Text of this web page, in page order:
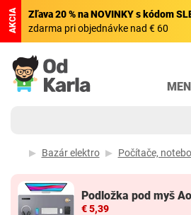
AKCIA Zľava 20 % na NOVINKY s kódom
zdarma pri objednávke nad € 60
Bazár elektro Počítače,
Podložka pod myš
€ 5,39